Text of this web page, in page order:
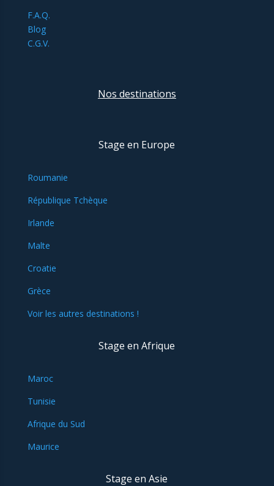
F.A.Q.
Blog
C.G.V.
Nos destinations
Stage en Europe
Roumanie
République Tchèque
Irlande
Malte
Croatie
Grèce
Voir les autres destinations !
Stage en Afrique
Maroc
Tunisie
Afrique du Sud
Maurice
Stage en Asie